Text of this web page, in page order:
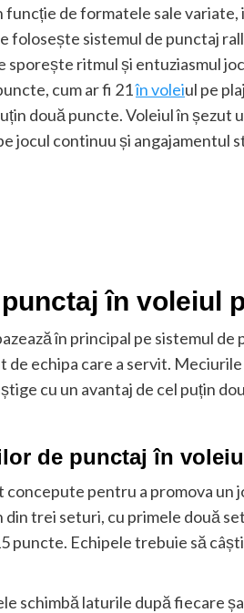
de formatele sale variate,
folosește sistemul de punctaj
sporește ritmul și entuziasmul
cum ar fi 21în voleiul pe
două puncte. Voleiul în șezut
jocul continuu și angajamentul
în voleiul
în principal pe sistemul
echipa care a servit.
cu un avantaj de cel puțin
de punctaj în
concepute pentru a promova un
trei seturi, cu primele două
puncte. Echipele trebuie să
schimbă laturile după fiecare